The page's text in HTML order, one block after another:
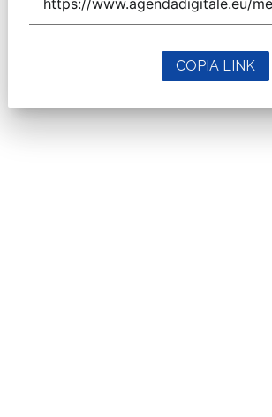
COPIA LINK